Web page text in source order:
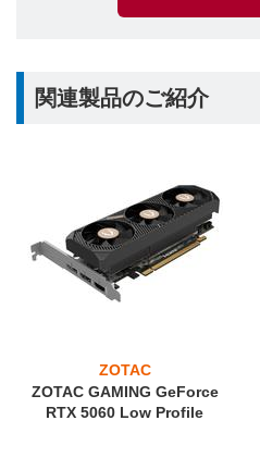
関連製品のご紹介
ZOTAC
ZOTAC GAMING GeForce
RTX 5060 Low Profile